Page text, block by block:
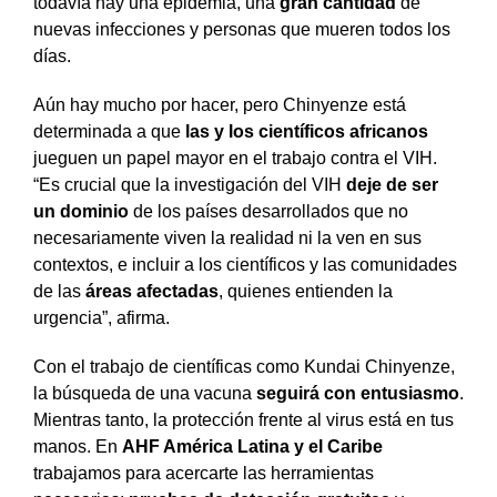
nuevas infecciones y personas que mueren todos los
días.
Aún hay mucho por hacer, pero Chinyenze está
determinada a que las y los científicos africanos
jueguen un papel mayor en el trabajo contra el VIH.
“Es crucial que la investigación del VIH deje de ser
un dominio de los países desarrollados que no
necesariamente viven la realidad ni la ven en sus
contextos, e incluir a los científicos y las comunidades
de las áreas afectadas, quienes entienden la
urgencia”, afirma.
Con el trabajo de científicas como Kundai Chinyenze,
la búsqueda de una vacuna seguirá con entusiasmo.
Mientras tanto, la protección frente al virus está en tus
manos. En AHF América Latina y el Caribe
trabajamos para acercarte las herramientas